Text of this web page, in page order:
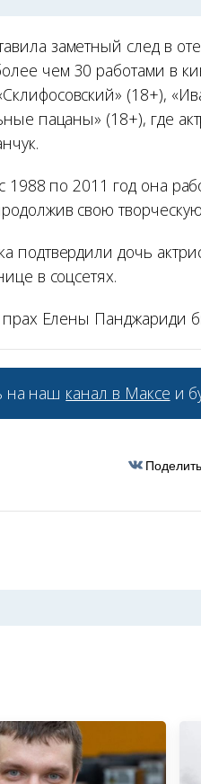
заметный след в
чем 30 работами в
(18+),
пацаны» (18+), где
1988 по 2011 год она
свою
подтвердили дочь
в соцсетях.
Елены Панджариди
на наш канал в Максе и